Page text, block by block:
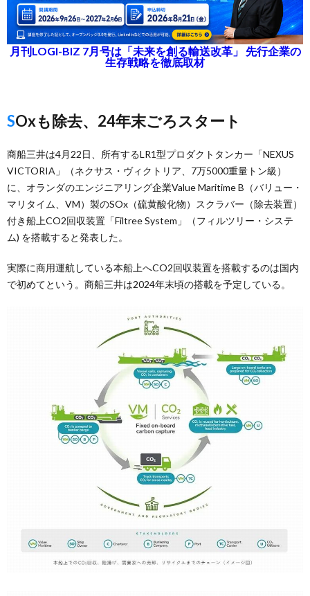
月刊LOGI-BIZ 7月号は「未来を創る輸送改革」 先行企業の
生存戦略を徹底取材
SOxも除去、24年末ごろスタート
商船三井は4月22日、所有するLR1型プロダクトタンカー「NEXUS
VICTORIA」（ネクサス・ヴィクトリア、7万5000重量トン級）
に、オランダのエンジニアリング企業Value Maritime B（バリュー・
マリタイム、VM）製のSOx（硫黄酸化物）スクラバー（除去装置）
付き船上CO2回収装置「Filtree System」（フィルツリー・システ
ム) を搭載すると発表した。
実際に商用運航している本船上へCO2回収装置を搭載するのは国内
で初めてという。商船三井は2024年末頃の搭載を予定している。